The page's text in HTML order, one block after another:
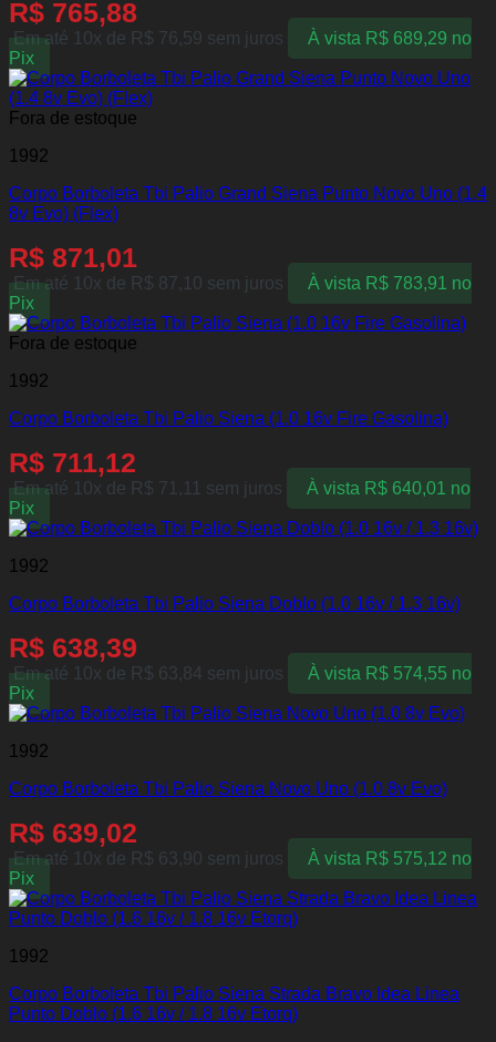
R$ 765,88
Em até 10x de R$ 76,59 sem juros À vista R$689,29 no
Pix
Fora de estoque
1992
Corpo Borboleta Tbi Palio Grand Siena Punto Novo Uno (1.4
8v Evo) (Flex)
R$ 871,01
Em até 10x de R$ 87,10 sem juros À vista R$783,91 no
Pix
Fora de estoque
1992
Corpo Borboleta Tbi Palio Siena (1.0 16v Fire Gasolina)
R$ 711,12
Em até 10x de R$ 71,11 sem juros À vista R$640,01 no
Pix
1992
Corpo Borboleta Tbi Palio Siena Doblo (1.0 16v / 1.3 16v)
R$ 638,39
Em até 10x de R$ 63,84 sem juros À vista R$574,55 no
Pix
1992
Corpo Borboleta Tbi Palio Siena Novo Uno (1.0 8v Evo)
R$ 639,02
Em até 10x de R$ 63,90 sem juros À vista R$575,12 no
Pix
1992
Corpo Borboleta Tbi Palio Siena Strada Bravo Idea Linea
Punto Doblo (1.6 16v / 1.8 16v Etorq)